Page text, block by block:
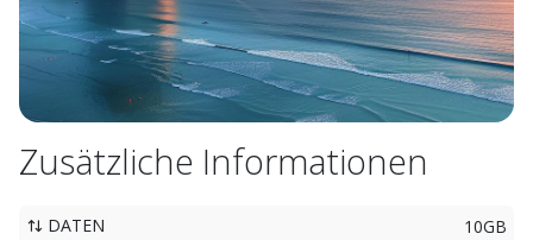
Zusätzliche Informationen
DATEN
10GB